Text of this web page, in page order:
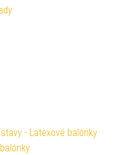
- Latexové balónky